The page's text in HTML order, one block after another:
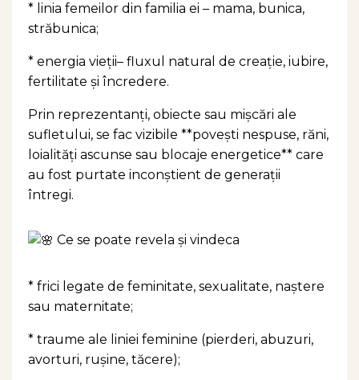
* linia femeilor din familia ei – mama, bunica,
străbunica;
* energia vieții– fluxul natural de creație, iubire,
fertilitate și încredere.
Prin reprezentanți, obiecte sau mișcări ale
sufletului, se fac vizibile **povești nespuse, răni,
loialități ascunse sau blocaje energetice** care
au fost purtate inconștient de generații
întregi.
Ce se poate revela și vindeca
* frici legate de feminitate, sexualitate, naștere
sau maternitate;
* traume ale liniei feminine (pierderi, abuzuri,
avorturi, rușine, tăcere);